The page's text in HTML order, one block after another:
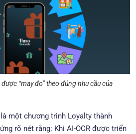
“may đo” theo đúng nhu cầu của
một chương trình Loyalty thành
rõ nét rằng: Khi AI-OCR được triển